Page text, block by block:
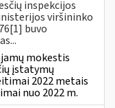
inspekcijos
viršininko
buvo
mokestis
įstatymų
2022 metais
nuo 2022 m.